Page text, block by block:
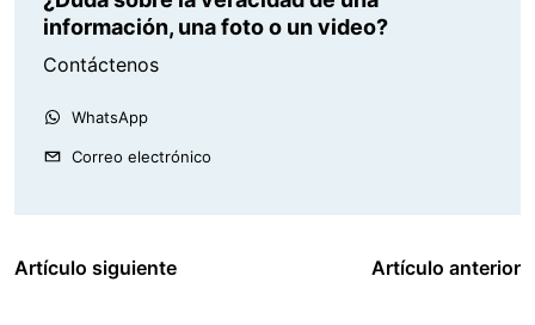
información, una foto o un video?
Contáctenos
WhatsApp
Correo electrónico
Artículo siguiente Artículo anterior